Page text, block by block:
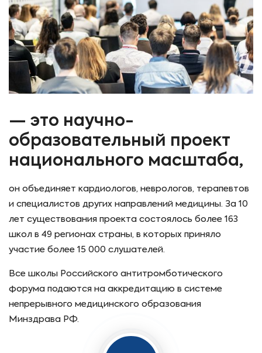
— это научно-
образовательный проект
национального масштаба,
он объединяет кардиологов, неврологов, терапевтов
и специалистов других направлений медицины. За 10
лет существования проекта состоялось более 163
школ в 49 регионах страны, в которых приняло
участие более 15 000 слушателей.
Все школы Российского антитромботического
форума подаются на аккредитацию в системе
непрерывного медицинского образования
Минздрава РФ.